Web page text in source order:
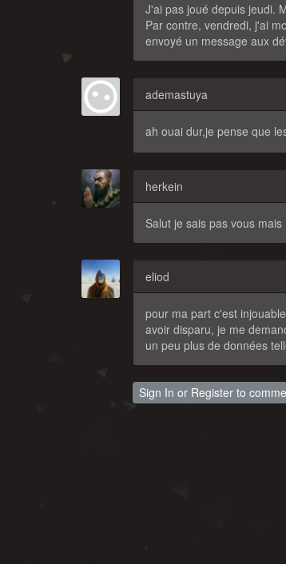
J'ai pas joué depuis jeudi.
Par contre, vendredi, j'ai
envoyé un message aux
ademastuya
ah ouai dur,je pense que
herkein
Salut je sais pas vous
eliod
pour ma part c'est
avoir disparu, je me
un peu plus de données
Sign In or Register to